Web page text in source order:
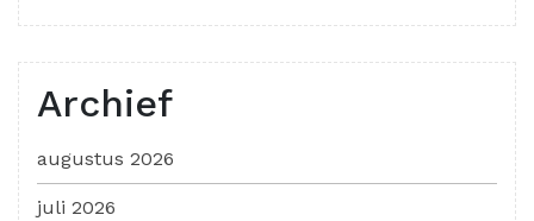
Archief
augustus 2026
juli 2026